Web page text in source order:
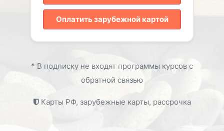
Оплатить зарубежной картой
* В подписку не входят программы курсов с
обратной связью
Карты РФ, зарубежные карты, рассрочка